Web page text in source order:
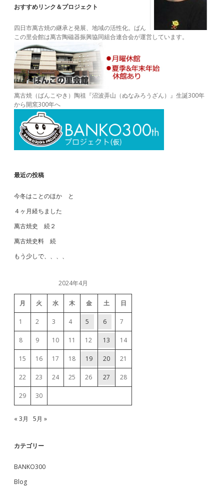
おすすめリンク＆プロジェクト
四日市萬古焼の継承と発展、地域の活性化。ばん
この里会館は萬古陶磁器振興協同組合連合会が運営しています。
萬古焼（ばんこやき）陶祖『沼波弄山（ぬなみろうざん）』生誕300年
から開窯300年へ
最近の投稿
今冬はことのほか と
４ヶ月経ちました
萬古焼史 続２
萬古焼史料 続
もう少しで、、、、
2024年4月
月 火 水 木 金 土 日
1 2 3 4 5 6 7
8 9 10 11 12 13 14
15 16 17 18 19 20 21
22 23 24 25 26 27 28
29 30
« 3月 5月 »
カテゴリー
BANKO300
Blog